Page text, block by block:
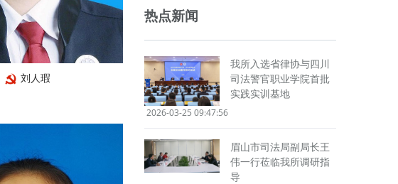
刘人瑕
热点新闻
我所入选省律协与四川
司法警官职业学院首批
实践实训基地
2026-03-25 09:47:56
眉山市司法局副局长王
伟一行莅临我所调研指
导